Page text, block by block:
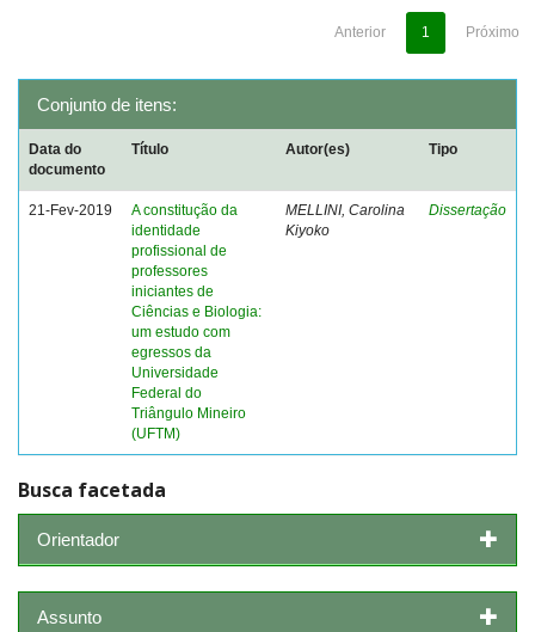
Anterior 1 Próximo
Conjunto de itens:
Data do
documento
Título Autor(es) Tipo
21-Fev-2019
A constitução da
identidade
profissional de
professores
iniciantes de
Ciências e Biologia:
um estudo com
egressos da
Universidade
Federal do
Triângulo Mineiro
(UFTM)
MELLINI, Carolina
Kiyoko
Dissertação
Busca facetada
Orientador
Assunto